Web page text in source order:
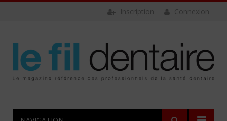
Connexion
Inscription